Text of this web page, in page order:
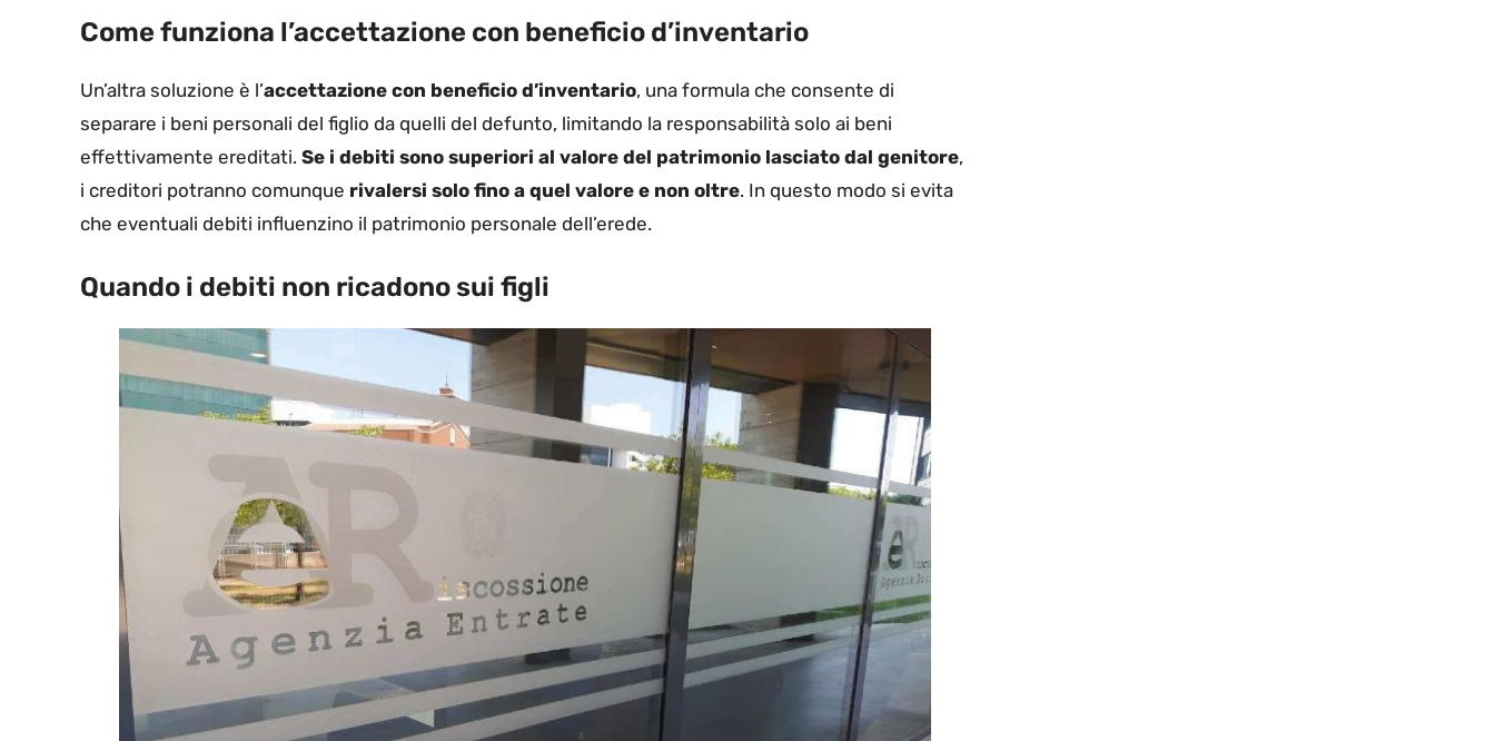
Come funziona l’accettazione con beneficio d’inventario
Un’altra soluzione è l’accettazione con beneficio d’inventario, una formula che consente di
separare i beni personali del figlio da quelli del defunto, limitando la responsabilità solo ai beni
effettivamente ereditati. Se i debiti sono superiori al valore del patrimonio lasciato dal genitore,
i creditori potranno comunque rivalersi solo fino a quel valore e non oltre. In questo modo si evita
che eventuali debiti influenzino il patrimonio personale dell’erede.
Quando i debiti non ricadono sui figli